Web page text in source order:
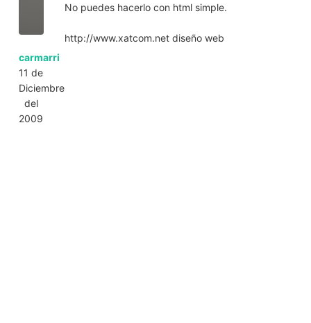
carmarri
11 de
Diciembre
del
2009
No puedes hacerlo con html simple.
http://www.xatcom.net diseño web